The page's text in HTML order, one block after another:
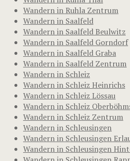
Wandern in Ruhla Zentrum
Wandern in Saalfeld
Wandern in Saalfeld Beulwitz
Wandern in Saalfeld Gorndorf
Wandern in Saalfeld Graba
Wandern in Saalfeld Zentrum
Wandern in Schleiz
Wandern in Schleiz Heinrichs
Wandern in Schleiz Lössau
Wandern in Schleiz
Wandern in Schleiz Zentrum
Wandern in Schleusingen
Wandern in Schleusingen
Wandern in Schleusingen